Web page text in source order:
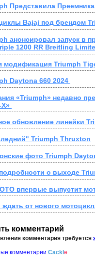
Представила
Bajaj под брендом
анонсировал запуск в
1200 RR Breitling
модификация Triumph
Daytona 660 2024
«Triumph» недавно
обновление линейки
Triumph Thruxton
фото Triumph
о выходе
впервые выпустит
ждать от нового
комментарий
комментария требуется
комментарии Cackl e